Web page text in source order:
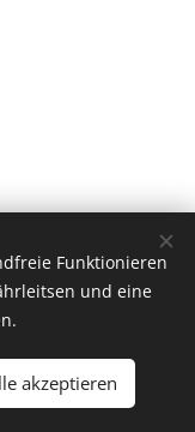
Funktionieren
und eine
akzeptieren